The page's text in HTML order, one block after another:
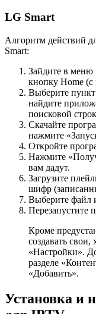
LG Smart
Алгоритм действий
Smart:
Зайдите в
кнопку Home (с
Выберите
найдите
поисковой
Скачайте
нажмите
Откройте
Нажмите
вам дадут.
Загрузите
шифр
Выберите файл
Перезапустите
Кроме
создавать свои,
«Настройки».
разделе
«Добавить».
Установка и